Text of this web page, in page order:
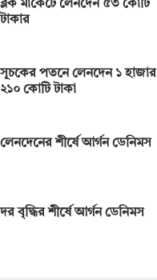
m
i
k
ব্লক মার্কেটে লেনদেন ৫৩ কোটি
টাকার
সূচকের পতনে লেনদেন ১ হাজার
২১০ কোটি টাকা
লেনদেনের শীর্ষে আর্গন ডেনিমস
দর বৃদ্ধির শীর্ষে আর্গন ডেনিমস